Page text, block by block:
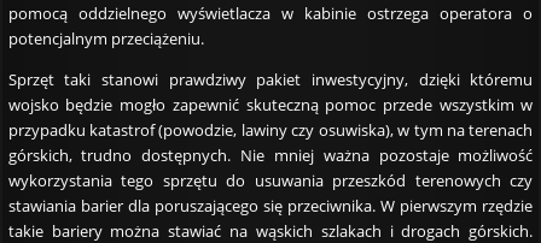
pomocą oddzielnego wyświetlacza w kabinie ostrzega operatora o
potencjalnym przeciążeniu.
Sprzęt taki stanowi prawdziwy pakiet inwestycyjny, dzięki któremu
wojsko będzie mogło zapewnić skuteczną pomoc przede wszystkim w
przypadku katastrof (powodzie, lawiny czy osuwiska), w tym na terenach
górskich, trudno dostępnych. Nie mniej ważna pozostaje możliwość
wykorzystania tego sprzętu do usuwania przeszkód terenowych czy
stawiania barier dla poruszającego się przeciwnika. W pierwszym rzędzie
takie bariery można stawiać na wąskich szlakach i drogach górskich.